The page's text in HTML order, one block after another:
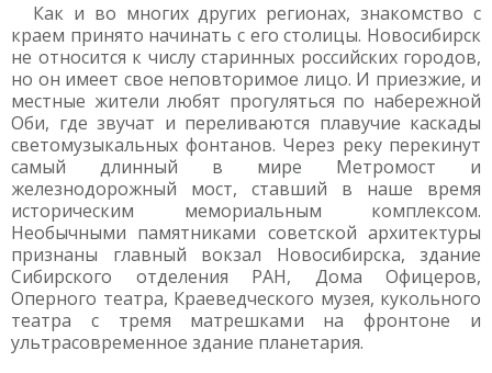
Как и во многих других регионах, знакомство с
краем принято начинать с его столицы. Новосибирск
не относится к числу старинных российских городов,
но он имеет свое неповторимое лицо. И приезжие, и
местные жители любят прогуляться по набережной
Оби, где звучат и переливаются плавучие каскады
светомузыкальных фонтанов. Через реку перекинут
самый длинный в мире Метромост и
железнодорожный мост, ставший в наше время
историческим мемориальным комплексом.
Необычными памятниками советской архитектуры
признаны главный вокзал Новосибирска, здание
Сибирского отделения РАН, Дома Офицеров,
Оперного театра, Краеведческого музея, кукольного
театра с тремя матрешками на фронтоне и
ультрасовременное здание планетария.